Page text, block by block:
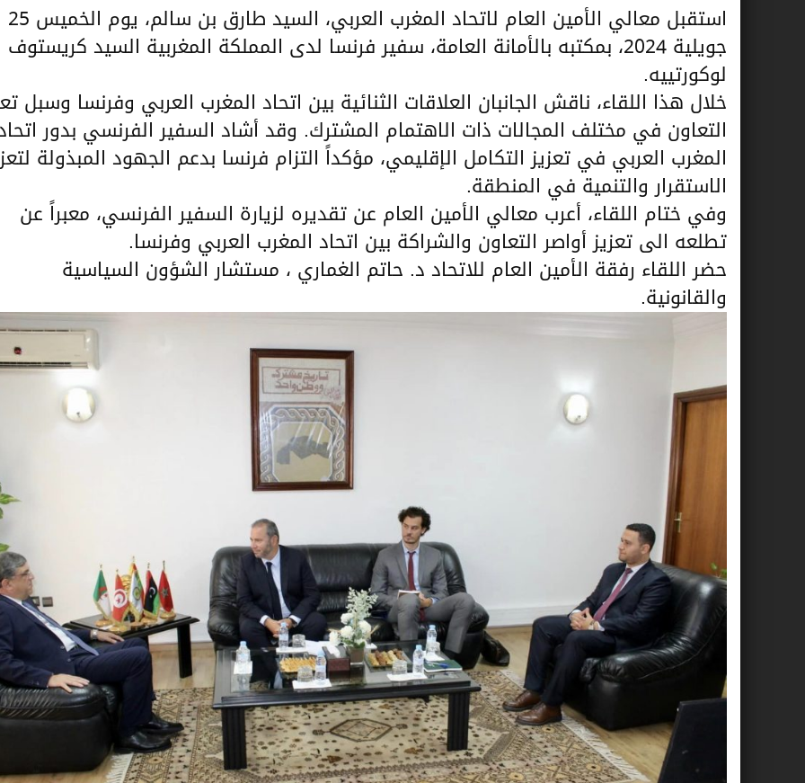
استقبل معالي الأمين العام لاتحاد المغرب العربي، السيد طارق بن سالم، يوم الخميس 25
جويلية 2024، بمكتبه بالأمانة العامة، سفير فرنسا لدى المملكة المغربية السيد كريستوف
لوكورتييه.
خلال هذا اللقاء، ناقش الجانبان العلاقات الثنائية بين اتحاد المغرب العربي وفرنسا وسبل
التعاون في مختلف المجالات ذات الاهتمام المشترك. وقد أشاد السفير الفرنسي بدور
المغرب العربي في تعزيز التكامل الإقليمي، مؤكداً التزام فرنسا بدعم الجهود المبذولة
الاستقرار والتنمية في المنطقة.
وفي ختام اللقاء، أعرب معالي الأمين العام عن تقديره لزيارة السفير الفرنسي، معبراً عن
تطلعه الى تعزيز أواصر التعاون والشراكة بين اتحاد المغرب العربي وفرنسا.
حضر اللقاء رفقة الأمين العام للاتحاد د. حاتم الغماري ، مستشار الشؤون السياسية
والقانونية.